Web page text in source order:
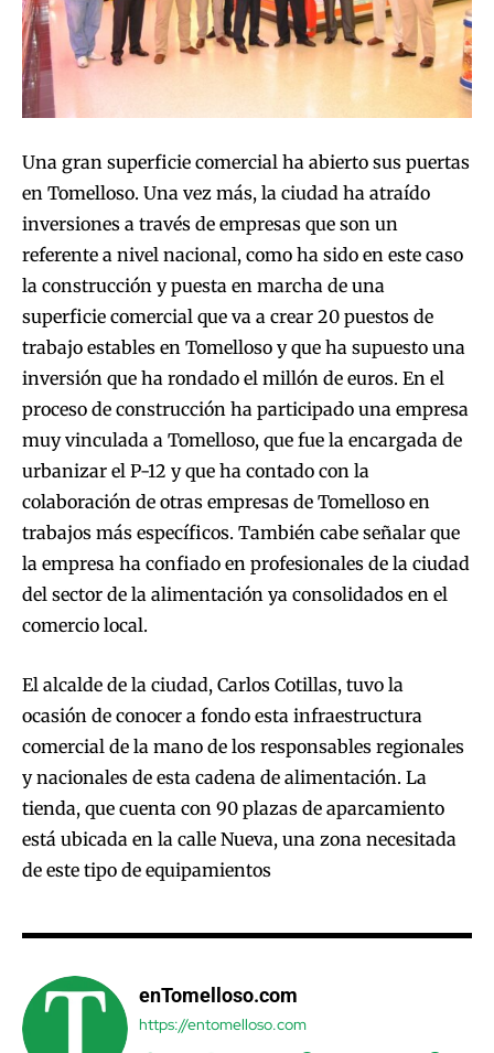
Una gran superficie comercial ha abierto sus puertas
en Tomelloso. Una vez más, la ciudad ha atraído
inversiones a través de empresas que son un
referente a nivel nacional, como ha sido en este caso
la construcción y puesta en marcha de una
superficie comercial que va a crear 20 puestos de
trabajo estables en Tomelloso y que ha supuesto una
inversión que ha rondado el millón de euros. En el
proceso de construcción ha participado una empresa
muy vinculada a Tomelloso, que fue la encargada de
urbanizar el P-12 y que ha contado con la
colaboración de otras empresas de Tomelloso en
trabajos más específicos. También cabe señalar que
la empresa ha confiado en profesionales de la ciudad
del sector de la alimentación ya consolidados en el
comercio local.
El alcalde de la ciudad, Carlos Cotillas, tuvo la
ocasión de conocer a fondo esta infraestructura
comercial de la mano de los responsables regionales
y nacionales de esta cadena de alimentación. La
tienda, que cuenta con 90 plazas de aparcamiento
está ubicada en la calle Nueva, una zona necesitada
de este tipo de equipamientos
enTomelloso.com
https://entomelloso.com